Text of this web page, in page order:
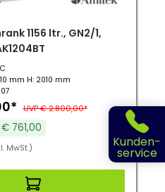
Kunden-
service
1156 ltr., GN2/1,
mm H: 2010 mm
UVP € 2.800,00*
761,00
MwSt.)